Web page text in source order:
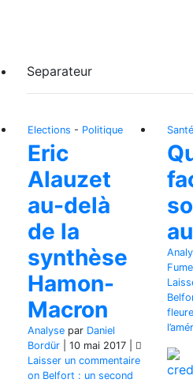
Separateur
Elections - Politique
Eric
Alauzet
au-delà
de la
synthèse
Hamon-
Macron
Analyse par Daniel
Bordür
10 mai 2017
Laisser un commentaire
on Belfort : un second
Santé